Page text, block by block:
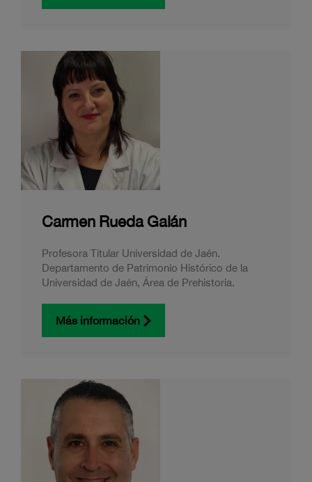
Carmen Rueda Galán
Profesora Titular Universidad de Jaén.
Departamento de Patrimonio Histórico de la
Universidad de Jaén, Área de Prehistoria.
Más información